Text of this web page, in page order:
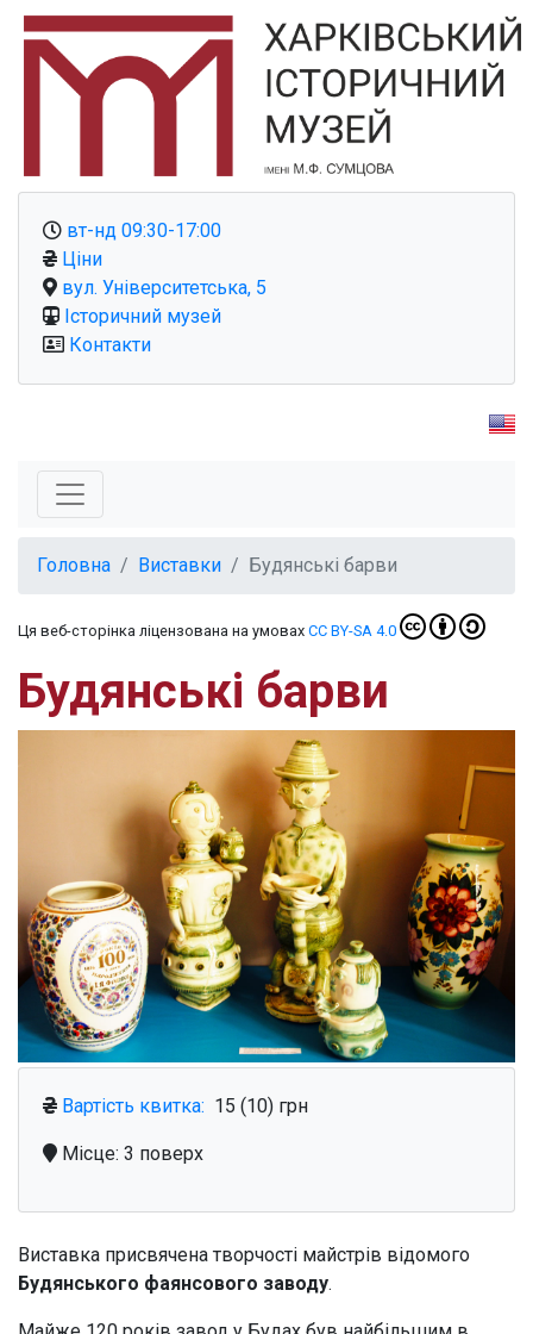
вт-нд 09:30-17:00
Ціни
вул. Університетська, 5
Історичний музей
Контакти
Головна Виставки Будянські барви
Ця веб-сторінка ліцензована на умовах CC BY-SA 4.0
Будянські барви
Вартість квитка: 15 (10) грн
Місце: 3 поверх
Виставка присвячена творчості майстрів відомого
Будянського фаянсового заводу.